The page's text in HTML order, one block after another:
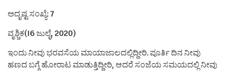
ಅದೃಷ್ಟ ಸಂಖ್ಯೆ: 7
ವೃಶ್ಚಿಕ(16 ಜುಲೈ, 2020)
ಇಂದು ನೀವು ಭರವಸೆಯ ಮಾಯಾಜಾಲದಲ್ಲಿದ್ದೀರಿ. ಪೂರ್ತಿ ದಿನ ನೀವು
ಹಣದ ಬಗ್ಗೆ ಹೋರಾಟ ಮಾಡುತ್ತಿದ್ದೀರಿ, ಆದರೆ ಸಂಜೆಯ ಸಮಯದಲ್ಲಿ ನೀವು